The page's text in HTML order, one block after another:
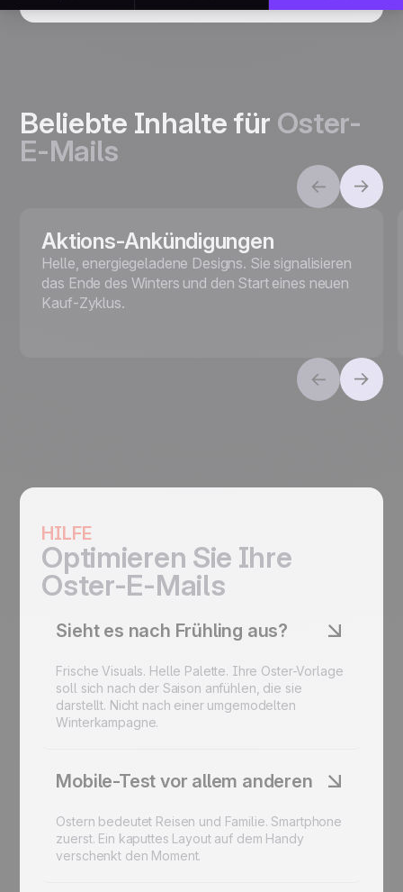
Beliebte Inhalte für Oster-
E-Mails
Aktions-Ankündigungen
Helle, energiegeladene Designs. Sie signalisieren
das Ende des Winters und den Start eines neuen
Kauf-Zyklus.
HILFE
Optimieren Sie Ihre
Oster-E-Mails
Sieht es nach Frühling aus?
Frische Visuals. Helle Palette. Ihre Oster-Vorlage
soll sich nach der Saison anfühlen, die sie
darstellt. Nicht nach einer umgemodelten
Winterkampagne.
Mobile-Test vor allem anderen
Ostern bedeutet Reisen und Familie. Smartphone
zuerst. Ein kaputtes Layout auf dem Handy
verschenkt den Moment.